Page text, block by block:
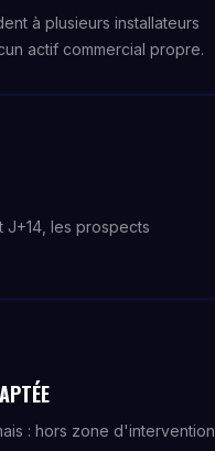
à plusieurs installateurs
actif commercial propre.
J+14, les prospects
: hors zone d'intervention,